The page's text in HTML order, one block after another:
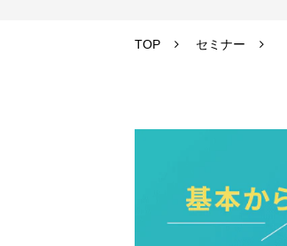
TOP セミナー